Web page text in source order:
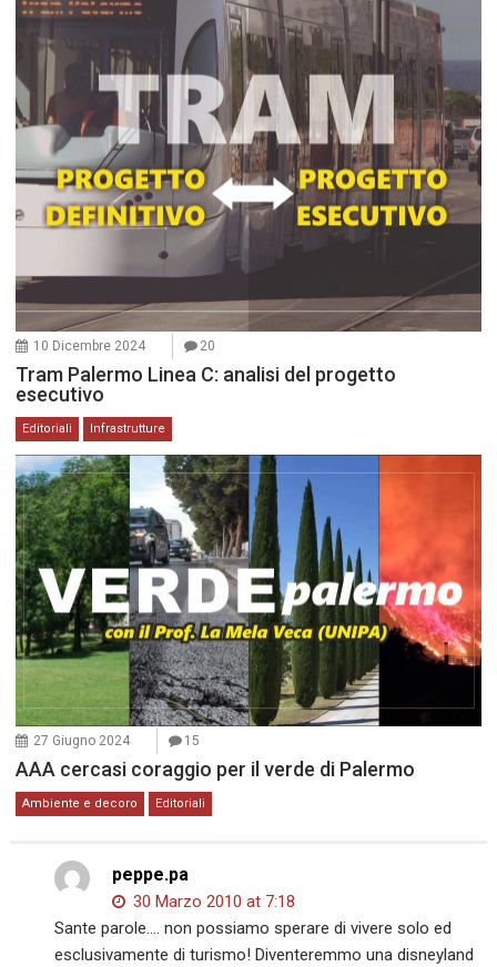
10 Dicembre 2024 20
Tram Palermo Linea C: analisi del progetto
esecutivo
Editoriali Infrastrutture
27 Giugno 2024 15
AAA cercasi coraggio per il verde di Palermo
Ambiente e decoro Editoriali
peppe.pa
30 Marzo 2010 at 7:18
Sante parole…. non possiamo sperare di vivere solo ed
esclusivamente di turismo! Diventeremmo una disneyland